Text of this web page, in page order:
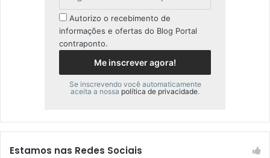
Autorizo o recebimento de
informações e ofertas do Blog Portal
contraponto.
Se inscrevendo você automaticamente
aceita a nossa política de privacidade.
Estamos nas Redes Sociais